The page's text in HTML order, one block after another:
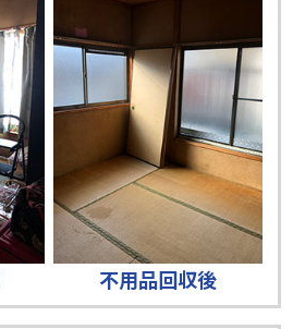
不用品回収後